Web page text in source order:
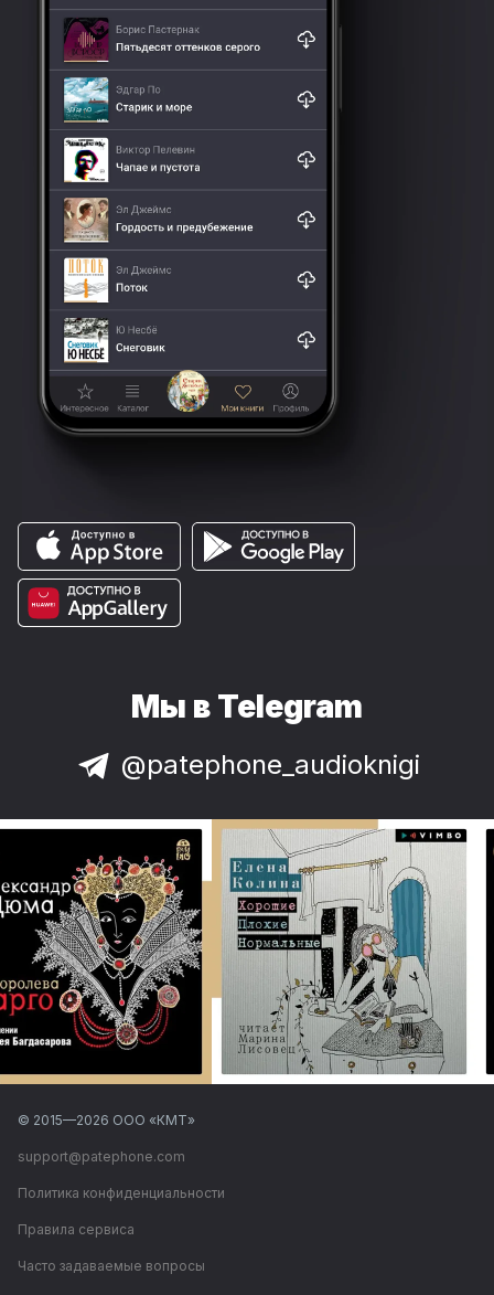
Мы в Telegram
@patephone_audioknigi
© 2015—2026 ООО «КМТ»
support@patephone.com
Политика конфиденциальности
Правила сервиса
Часто задаваемые вопросы